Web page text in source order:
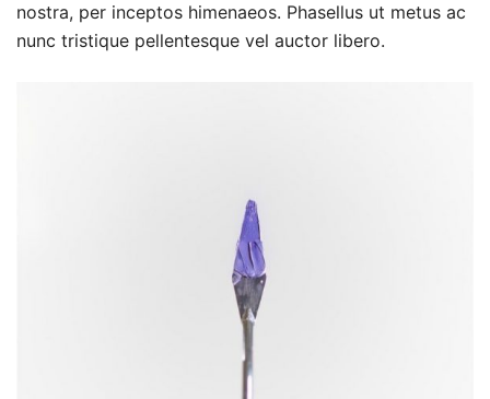
nostra, per inceptos himenaeos. Phasellus ut metus ac
nunc tristique pellentesque vel auctor libero.